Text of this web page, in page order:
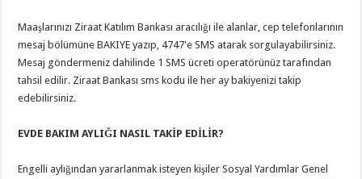
Maaşlarınızı Ziraat Katılım Bankası aracılığı ile alanlar, cep telefonlarının
mesaj bölümüne BAKIYE yazıp, 4747'e SMS atarak sorgulayabilirsiniz.
Mesaj göndermeniz dahilinde 1 SMS ücreti operatörünüz tarafından
tahsil edilir. Ziraat Bankası sms kodu ile her ay bakiyenizi takip
edebilirsiniz.
EVDE BAKIM AYLIĞI NASIL TAKİP EDİLİR?
Engelli aylığından yararlanmak isteyen kişiler Sosyal Yardımlar Genel